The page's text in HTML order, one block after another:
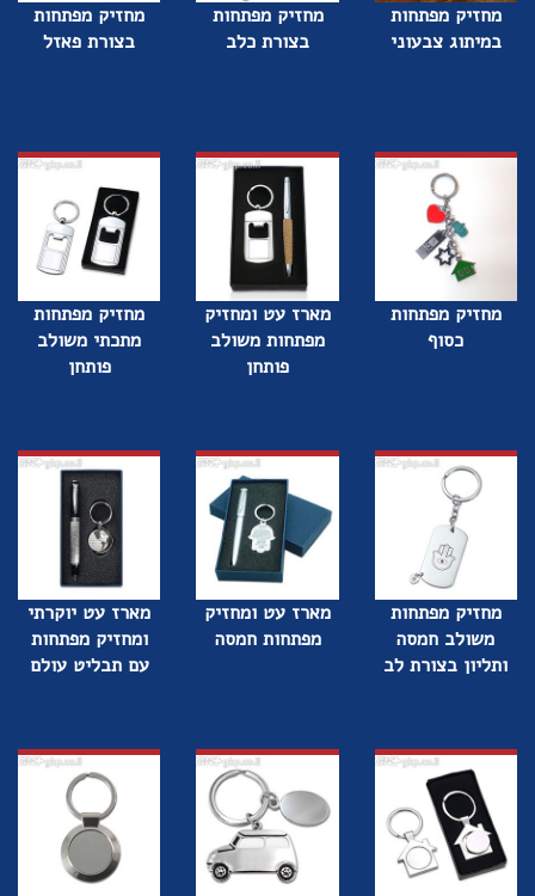
מחזיק מפתחות
במיתוג צבעוני
מחזיק מפתחות
בצורת כלב
מחזיק מפתחות
בצורת פאזל
מחזיק מפתחות
כסוף
מארז עט ומחזיק
מפתחות משולב
פותחן
מחזיק מפתחות
מתכתי משולב
פותחן
מחזיק מפתחות
משולב חמסה
ותליון בצורת לב
מארז עט ומחזיק
מפתחות חמסה
מארז עט יוקרתי
ומחזיק מפתחות
עם תבליט עולם